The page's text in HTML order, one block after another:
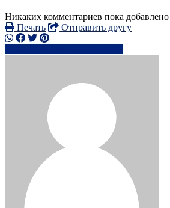
Никаких комментариев пока
Печать
Отправить другу